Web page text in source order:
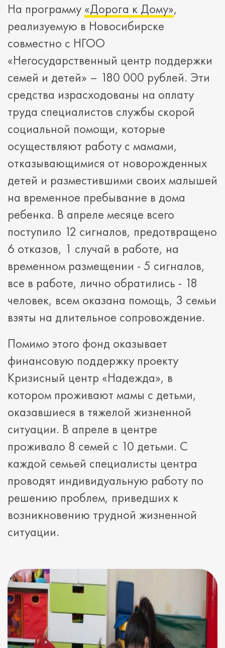
На программу «Дорога к Дому»,
реализуемую в Новосибирске
совместно с НГОО
«Негосударственный центр поддержки
семей и детей» – 180 000 рублей. Эти
средства израсходованы на оплату
труда специалистов службы скорой
социальной помощи, которые
осуществляют работу с мамами,
отказывающимися от новорожденных
детей и разместившими своих малышей
на временное пребывание в дома
ребенка. В апреле месяце всего
поступило 12 сигналов, предотвращено
6 отказов, 1 случай в работе, на
временном размещении - 5 сигналов,
все в работе, лично обратились - 18
человек, всем оказана помощь, 3 семьи
взяты на длительное сопровождение.
Помимо этого фонд оказывает
финансовую поддержку проекту
Кризисный центр «Надежда», в
котором проживают мамы с детьми,
оказавшиеся в тяжелой жизненной
ситуации. В апреле в центре
проживало 8 семей с 10 детьми. С
каждой семьей специалисты центра
проводят индивидуальную работу по
решению проблем, приведших к
возникновению трудной жизненной
ситуации.